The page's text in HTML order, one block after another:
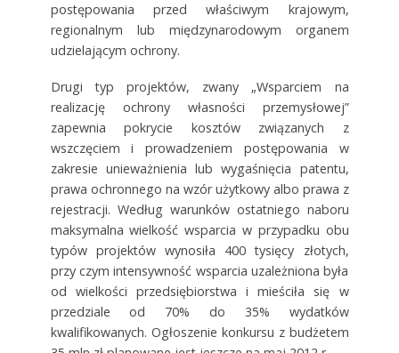
postępowania przed właściwym krajowym,
regionalnym lub międzynarodowym organem
udzielającym ochrony.
Drugi typ projektów, zwany „Wsparciem na
realizację ochrony własności przemysłowej”
zapewnia pokrycie kosztów związanych z
wszczęciem i prowadzeniem postępowania w
zakresie unieważnienia lub wygaśnięcia patentu,
prawa ochronnego na wzór użytkowy albo prawa z
rejestracji. Według warunków ostatniego naboru
maksymalna wielkość wsparcia w przypadku obu
typów projektów wynosiła 400 tysięcy złotych,
przy czym intensywność wsparcia uzależniona była
od wielkości przedsiębiorstwa i mieściła się w
przedziale od 70% do 35% wydatków
kwalifikowanych. Ogłoszenie konkursu z budżetem